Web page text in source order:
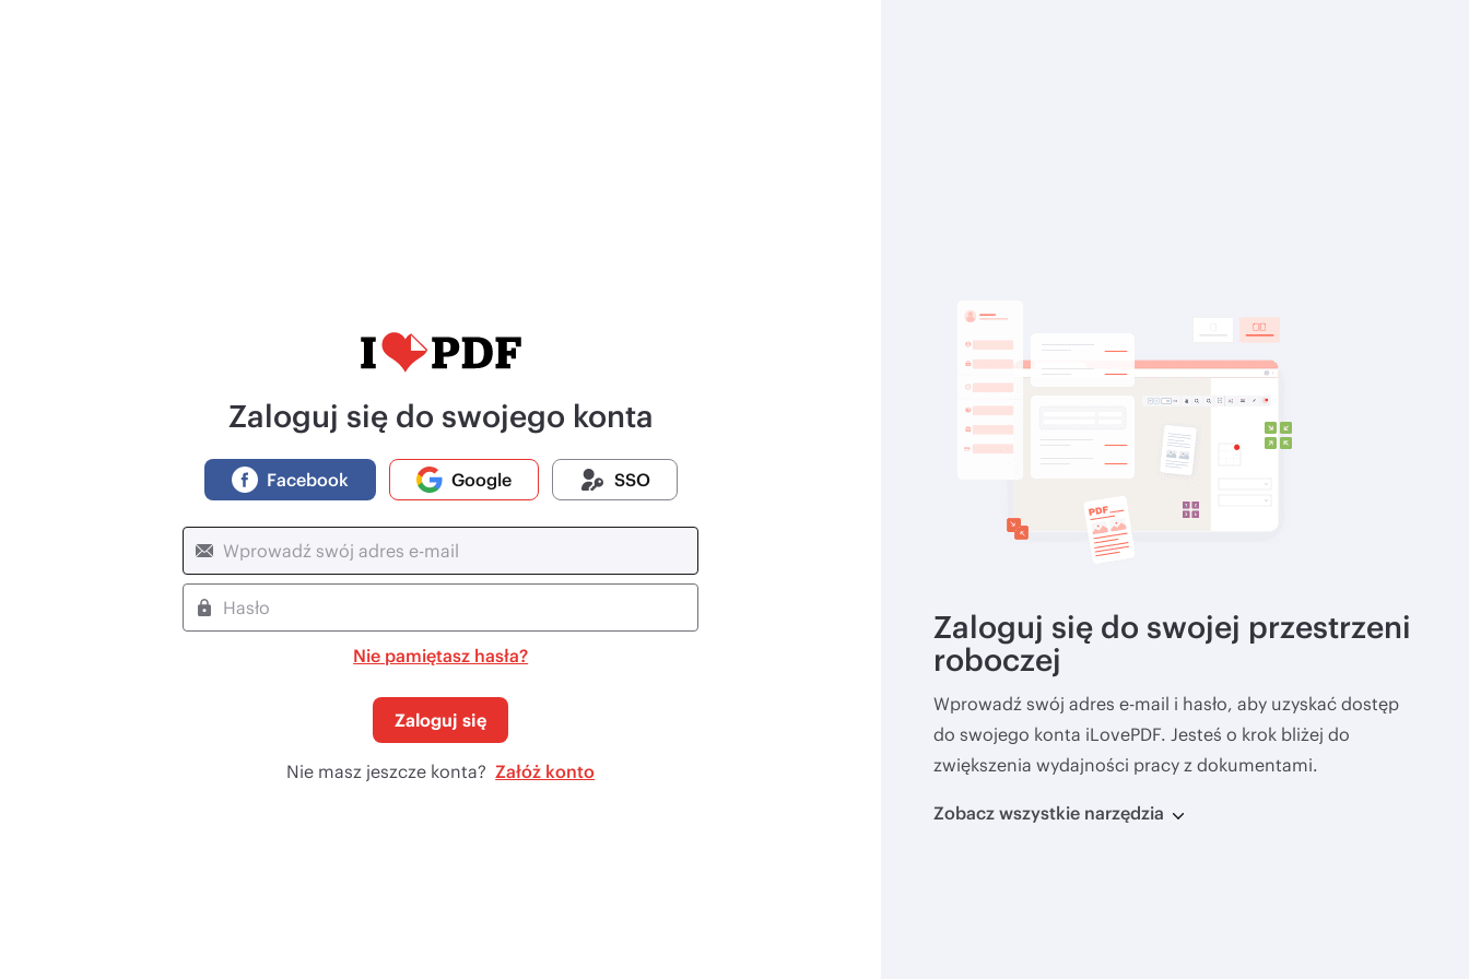
Zaloguj się do swojego konta
Facebook Google SSO
Nie pamiętasz hasła?
Zaloguj się
Nie masz jeszcze konta? Załóż konto
Zaloguj się do swojej przestrzeni
roboczej
Wprowadź swój adres e-mail i hasło, aby uzyskać dostęp
do swojego konta iLovePDF. Jesteś o krok bliżej do
zwiększenia wydajności pracy z dokumentami.
Zobacz wszystkie narzędzia